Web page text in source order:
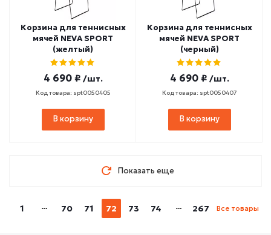
Корзина для теннисных
мячей NEVA SPORT
(желтый)
4 690 ₽ /шт.
Код товара: spt0050405
В корзину
Корзина для теннисных
мячей NEVA SPORT
(черный)
4 690 ₽ /шт.
Код товара: spt0050407
В корзину
Показать еще
1 70 71 72 73 74 267 Все товары